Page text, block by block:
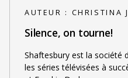
AUTEUR : CHRISTINA
Silence, on tourne!
Shaftesbury est la société
les séries télévisées à